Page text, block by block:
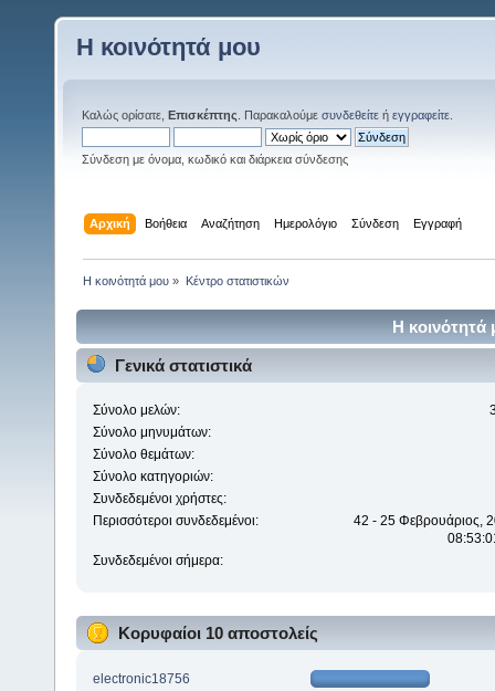
Η κοινότητά μου
Καλώς ορίσατε, Επισκέπτης . Παρακαλούμε συνδεθείτε ή εγγραφείτε
Σύνδεση με όνομα, κωδικό και διάρκεια σύνδεσης
Αρχική Βοήθεια Αναζήτηση Ημερολόγιο Σύνδεση Εγγραφή
Η κοινότητά μου » Κέντρο στατιστικών
Η κοινότητά
Γενικά στατιστικά
Σύνολο μελών:
Σύνολο μηνυμάτων:
Σύνολο θεμάτων:
Σύνολο κατηγοριών:
Συνδεδεμένοι χρήστες:
Περισσότεροι συνδεδεμένοι:
42 - 25 Φεβρουάριος,
Συνδεδεμένοι σήμερα:
Κορυφαίοι 10 αποστολείς
electronic18756